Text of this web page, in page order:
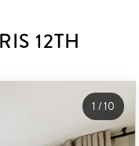
12TH
1 /10